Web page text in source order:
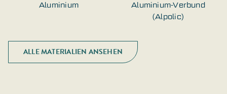
Aluminium
Aluminium-Verbund
(Alpolic)
ALLE MATERIALIEN ANSEHEN